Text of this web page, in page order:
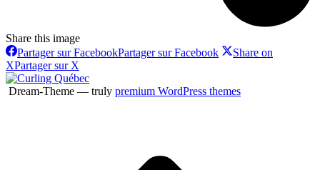
Share this image
Partager sur FacebookPartager sur Facebook
Share on
XPartager sur X
Dream-Theme — truly premium WordPress themes